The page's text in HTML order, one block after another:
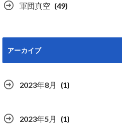
軍団真空 (49)
アーカイブ
2023年8月 (1)
2023年5月 (1)